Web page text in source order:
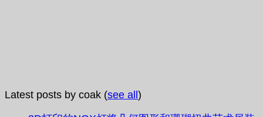
Latest posts by coak (see all )